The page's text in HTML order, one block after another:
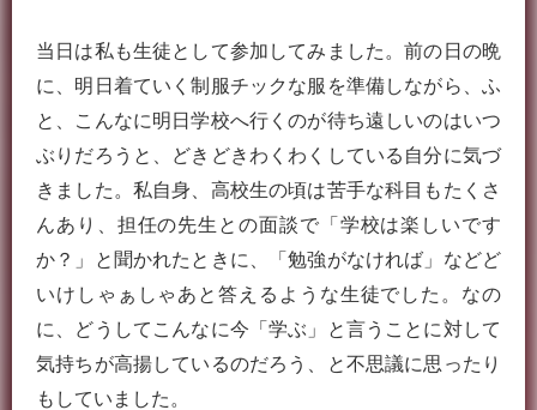
当日は私も生徒として参加してみました。前の日の晩
に、明日着ていく制服チックな服を準備しながら、ふ
と、こんなに明日学校へ行くのが待ち遠しいのはいつ
ぶりだろうと、どきどきわくわくしている自分に気づ
きました。私自身、高校生の頃は苦手な科目もたくさ
んあり、担任の先生との面談で「学校は楽しいです
か？」と聞かれたときに、「勉強がなければ」などど
いけしゃぁしゃあと答えるような生徒でした。なの
に、どうしてこんなに今「学ぶ」と言うことに対して
気持ちが高揚しているのだろう、と不思議に思ったり
もしていました。